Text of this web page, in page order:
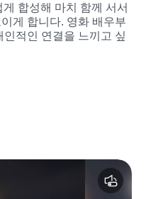
합성해 마치 함께 서서
게 합니다. 영화 배우부
적인 연결을 느끼고 싶